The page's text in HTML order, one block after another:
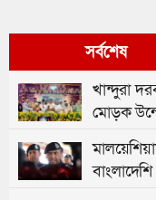
সর্বশেষ
খান্দুরা
মোড়ক